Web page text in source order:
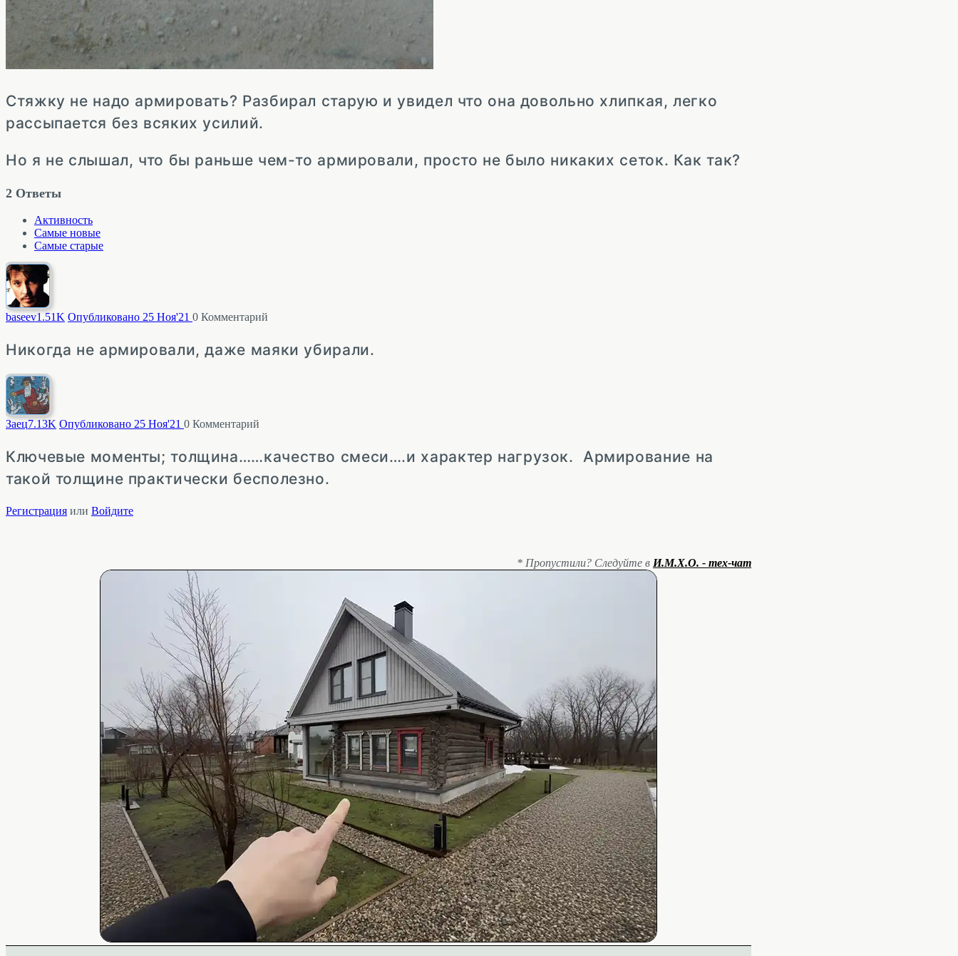
Стяжку не надо армировать? Разбирал старую и увидел что она довольно хлипкая, легко
рассыпается без всяких усилий.
Но я не слышал, что бы раньше чем-то армировали, просто не было никаких сеток. Как так?
2 Ответы
Активность
Самые новые
Самые старые
baseev1.51K Опубликовано 25 Ноя'21 0 Комментарий
Никогда не армировали, даже маяки убирали.
Заец7.13K Опубликовано 25 Ноя'21 0 Комментарий
Ключевые моменты; толщина……качество смеси….и характер нагрузок. Армирование на
такой толщине практически бесполезно.
Регистрация или Войдите
* Пропустили? Следуйте в И.М.Х.О. - тех-чат